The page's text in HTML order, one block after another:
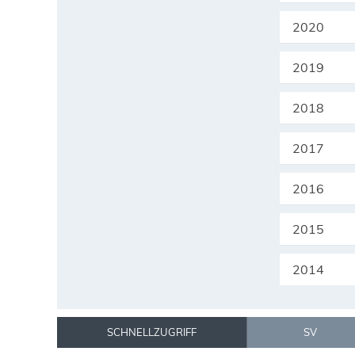
2020
2019
2018
2017
2016
2015
2014
SCHNELLZUGRIFF SV